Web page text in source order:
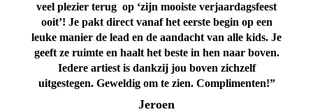
veel plezier terug op ‘zijn mooiste verjaardagsfeest
ooit’! Je pakt direct vanaf het eerste begin op een
leuke manier de lead en de aandacht van alle kids. Je
geeft ze ruimte en haalt het beste in hen naar boven.
Iedere artiest is dankzij jou boven zichzelf
uitgestegen. Geweldig om te zien. Complimenten!”
Jeroen